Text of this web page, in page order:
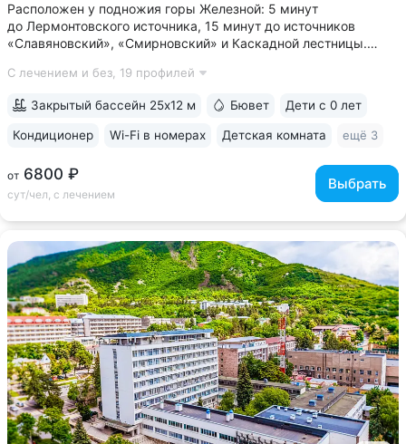
Расположен у подножия горы Железной: 5 минут
до Лермонтовского источника, 15 минут до источников
«Славяновский», «Смирновский» и Каскадной лестницы.
Лечебные ванны с природной минеральной водой: вода
С лечением и без, 19 профилей
от 6800 ₽
сут/чел, с лечением
Выбрать
Закрытый бассейн 25х12 м Бювет Дети с 0 лет
Кондиционер Wi-Fi в номерах Детская комната ещё 3